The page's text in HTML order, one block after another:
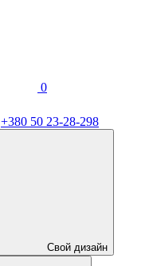
0
+380 50 23-28-298
Свой дизайн